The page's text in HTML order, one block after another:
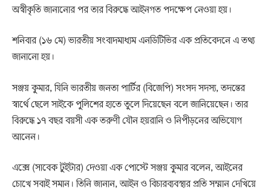
অস্বীকৃতি জানানোর পর তার বিরুদ্ধে আইনগত পদক্ষেপ নেওয়া হয়।
শনিবার (১৬ মে) ভারতীয় সংবাদমাধ্যম এনডিটিভির এক প্রতিবেদনে এ তথ্য
জানানো হয়।
সঞ্জয় কুমার, যিনি ভারতীয় জনতা পার্টির (বিজেপি) সংসদ সদস্য, তদন্তের
স্বার্থে ছেলে সাইকে পুলিশের হাতে তুলে দিয়েছেন বলে জানিয়েছেন। তার
বিরুদ্ধে ১৭ বছর বয়সী এক তরুণী যৌন হয়রানি ও নিপীড়নের অভিযোগ
আনেন।
এক্সে (সাবেক টুইটার) দেওয়া এক পোস্টে সঞ্জয় কুমার বলেন, আইনের
চোখে সবাই সমান। তিনি জানান, আইন ও বিচারব্যবস্থার প্রতি সম্মান দেখিয়ে